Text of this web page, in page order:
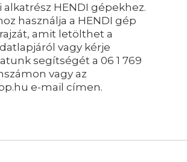
alkatrész HENDI gépekhez.
használja a HENDI gép
amit letölthet a
vagy kérje
segítségét a 06 1 769
vagy az
e-mail címen.